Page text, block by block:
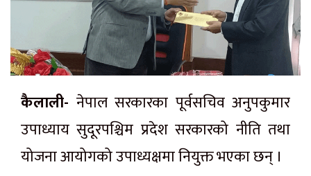
कैलाली- नेपाल सरकारका पूर्वसचिव अनुपकुमार
उपाध्याय सुदूरपश्चिम प्रदेश सरकारको नीति तथा
योजना आयोगको उपाध्यक्षमा नियुक्त भएका छन् ।